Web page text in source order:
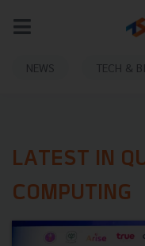
NEWS TECH &
LATEST IN
COMPUTING